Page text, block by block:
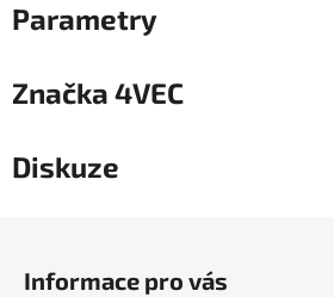
Parametry
Značka 4VEC
Diskuze
Informace pro vás